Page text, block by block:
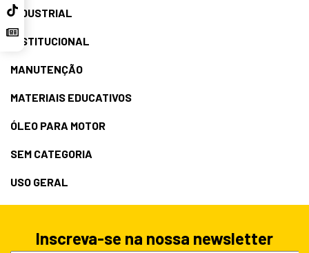
INDUSTRIAL
INSTITUCIONAL
MANUTENÇÃO
MATERIAIS EDUCATIVOS
ÓLEO PARA MOTOR
SEM CATEGORIA
USO GERAL
Inscreva-se na nossa newsletter